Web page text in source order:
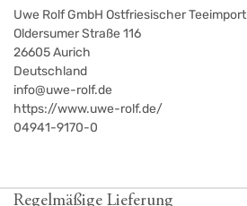
Uwe Rolf GmbH Ostfriesischer Teeimport
Oldersumer Straße 116
26605Aurich
Deutschland
info@uwe-rolf.de
https://www.uwe-rolf.de/
04941-9170-0
Regelmäßige Lieferung